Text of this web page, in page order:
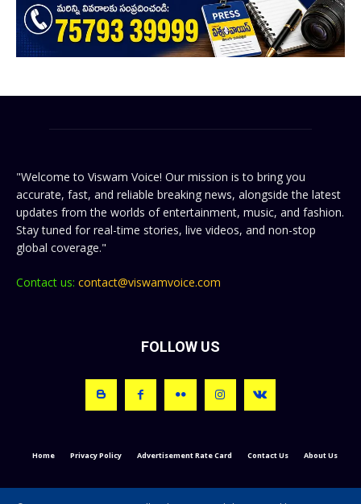
"Welcome to Viswam Voice! Our mission is to bring you
accurate, fast, and reliable breaking news, alongside the latest
updates from the worlds of entertainment, music, and fashion.
Stay tuned for real-time stories, live videos, and non-stop
global coverage."
Contact us: contact@viswamvoice.com
FOLLOW US
Home Privacy Policy Advertisement Rate Card Contact Us About Us